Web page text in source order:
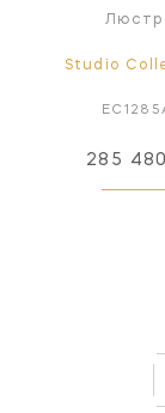
Studio
285